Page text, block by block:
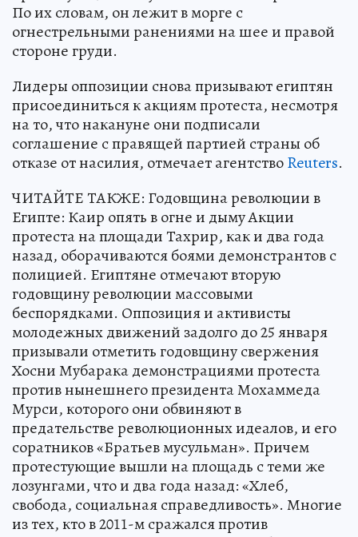
По их словам, он лежит в морге с
огнестрельными ранениями на шее и правой
стороне груди.
Лидеры оппозиции снова призывают египтян
присоединиться к акциям протеста, несмотря
на то, что накануне они подписали
соглашение с правящей партией страны об
отказе от насилия, отмечает агентствоReuters.
ЧИТАЙТЕ ТАКЖЕ: Годовщина революции в
Египте: Каир опять в огне и дыму Акции
протеста на площади Тахрир, как и два года
назад, оборачиваются боями демонстрантов с
полицией. Египтяне отмечают вторую
годовщину революции массовыми
беспорядками. Оппозиция и активисты
молодежных движений задолго до 25 января
призывали отметить годовщину свержения
Хосни Мубарака демонстрациями протеста
против нынешнего президента Мохаммеда
Мурси, которого они обвиняют в
предательстве революционных идеалов, и его
соратников «Братьев мусульман». Причем
протестующие вышли на площадь с теми же
лозунгами, что и два года назад: «Хлеб,
свобода, социальная справедливость». Многие
из тех, кто в 2011-м сражался против